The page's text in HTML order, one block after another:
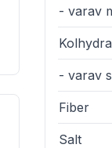
- varav
- varav
Fiber
Salt